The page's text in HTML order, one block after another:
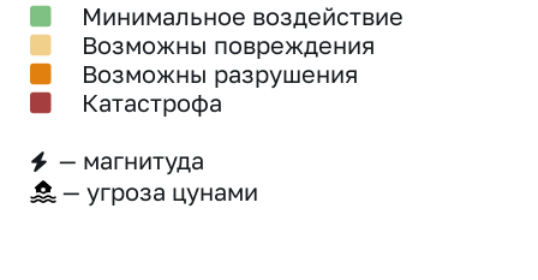
Минимальное воздействие
Возможны повреждения
Возможны разрушения
Катастрофа
— магнитуда
— угроза цунами